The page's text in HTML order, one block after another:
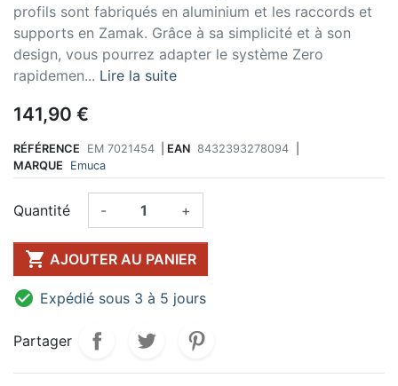
profils sont fabriqués en aluminium et les raccords et
supports en Zamak. Grâce à sa simplicité et à son
design, vous pourrez adapter le système Zero
rapidemen... Lire la suite
141,90 €
RÉFÉRENCE EM 7021454 EAN 8432393278094
MARQUE
Emuca
Quantité - +
 AJOUTER AU PANIER
 Expédié sous 3 à 5 jours
Partager